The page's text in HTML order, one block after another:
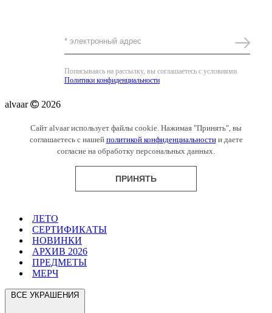
Пописываясь на рассылку, вы соглашаетесь с условиями
Политики конфиденциальности
alvaar 2026
Сайт alvaar использует файлы cookie. Нажимая "Принять", вы
соглашаетесь с нашей политикой конфиденциальностии даете
согласие на обработку персональных данных.
ПРИНЯТЬ
ЛЕТО
СЕРТИФИКАТЫ
НОВИНКИ
АРХИВ 2026
ПРЕДМЕТЫ
МЕРЧ